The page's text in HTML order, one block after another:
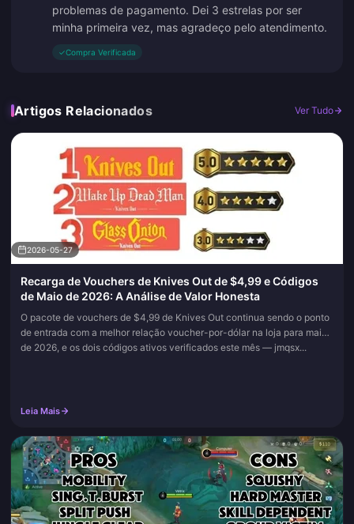
problemas de pagamento. Dei 3 estrelas por ser
minha primeira vez, mas agradeço pelo atendimento.
✓Compra Verificada
Artigos Relacionados Ver Tudo
2026-05-27
Recarga de Vouchers de Knives Out de $4,99 e Códigos
de Maio de 2026: A Análise de Valor Honesta
O pacote de vouchers de $4,99 de Knives Out continua sendo o ponto
de entrada com a melhor relação voucher-por-dólar na loja para maio
de 2026, e os dois códigos ativos verificados este mês — jmqsx...
Leia Mais